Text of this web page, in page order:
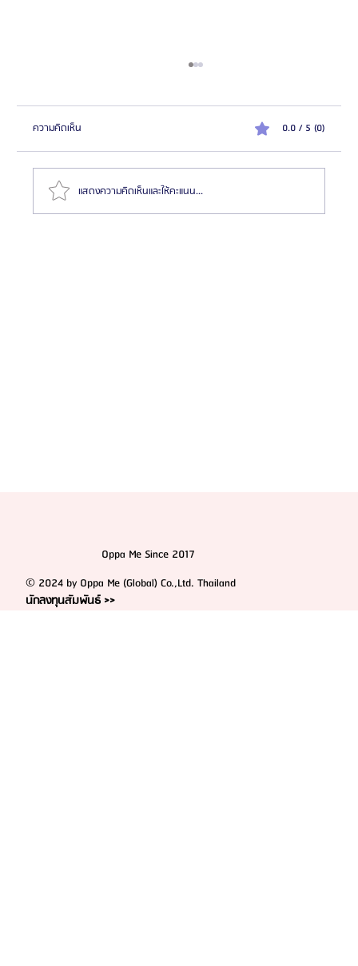
ความคิดเห็น 0.0 / 5 (0)
แสดงความคิดเห็นและให้คะแนน...
Oppa Me Since 2017
© 2024 by Oppa Me (Global) Co.,Ltd. Thailand
นักลงทุนสัมพันธ์ >>